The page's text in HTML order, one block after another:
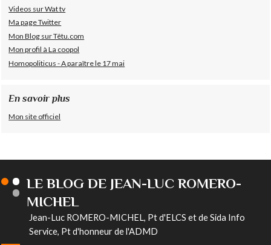
Videos sur Wat tv
Ma page Twitter
Mon Blog sur Têtu.com
Mon profil à La coopol
Homopoliticus - A paraître le 17 mai
En savoir plus
Mon site officiel
LE BLOG DE JEAN-LUC ROMERO-
MICHEL
Jean-Luc ROMERO-MICHEL, Pt d'ELCS et de Sida Info
Service, Pt d'honneur de l'ADMD